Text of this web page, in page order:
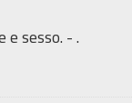
sesso. - .